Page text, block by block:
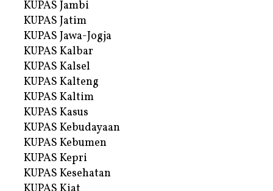
KUPAS Jambi
KUPAS Jatim
KUPAS Jawa-Jogja
KUPAS Kalbar
KUPAS Kalsel
KUPAS Kalteng
KUPAS Kaltim
KUPAS Kasus
KUPAS Kebudayaan
KUPAS Kebumen
KUPAS Kepri
KUPAS Kesehatan